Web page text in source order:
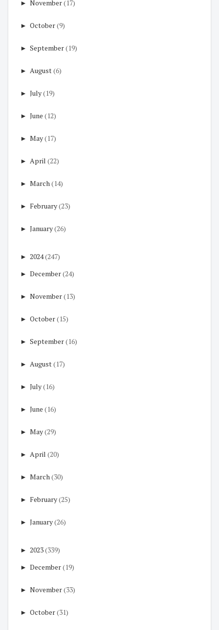
► November(17)
► October(9)
► September(19)
► August(6)
► July(19)
► June (12)
► May(17)
► April (22)
► March(14)
► February(23)
► January(26)
► 2024(247)
► December(24)
► November(13)
► October(15)
► September(16)
► August(17)
► July(16)
► June (16)
► May(29)
► April (20)
► March(30)
► February(25)
► January(26)
► 2023(339)
► December(19)
► November(33)
► October(31)